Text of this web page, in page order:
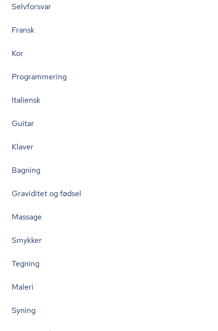
Selvforsvar
Fransk
Kor
Programmering
Italiensk
Guitar
Klaver
Bagning
Graviditet og fødsel
Massage
Smykker
Tegning
Maleri
Syning